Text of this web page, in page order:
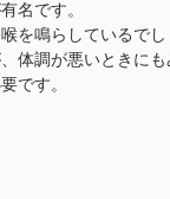
名です。
を鳴らしているでし
体調が悪いときにも
です。